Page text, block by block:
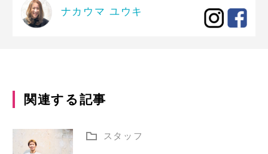
ナカウマ ユウキ
関連する記事
スタッフ